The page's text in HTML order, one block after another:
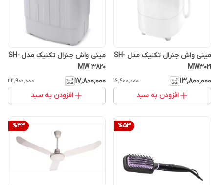
مینی واش جنرال تکنیک مدل SH-
MW3021
۱۳٬۸۰۰٬۰۰۰ ۱۶٬۹۰۰٬۰۰۰
افزودن به سبد
مینی واش جنرال تکنیک مدل SH-
MW 3820
۱۷٬۸۰۰٬۰۰۰ ۲۲٬۹۰۰٬۰۰۰
افزودن به سبد
%53
%33